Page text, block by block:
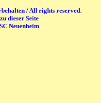
/ All rights reserved.
dieser Seite
Neuenheim